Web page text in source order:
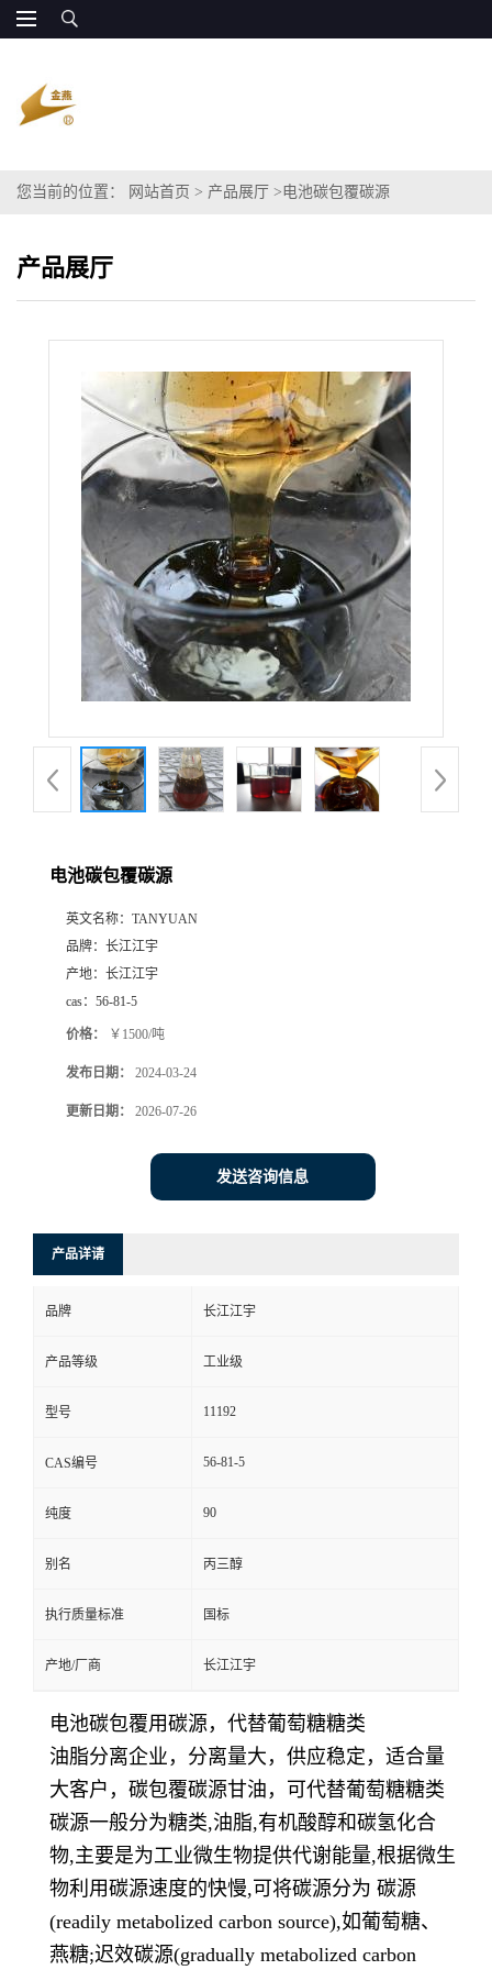
您当前的位置： 网站首页 > 产品展厅 >电池碳包覆碳源
产品展厅
电池碳包覆碳源
英文名称： TANYUAN
品牌： 长江江宇
产地： 长江江宇
cas： 56-81-5
价格： ￥1500/吨
发布日期： 2024-03-24
更新日期： 2026-07-26
发送咨询信息
产品详请
品牌 长江江宇
产品等级 工业级
型号 11192
CAS编号 56-81-5
纯度 90
别名 丙三醇
执行质量标准 国标
产地/厂商 长江江宇
电池碳包覆用碳源，代替葡萄糖糖类
油脂分离企业，分离量大，供应稳定，适合量
大客户，碳包覆碳源甘油，可代替葡萄糖糖类
碳源一般分为糖类,油脂,有机酸醇和碳氢化合
物,主要是为工业微生物提供代谢能量,根据微生
物利用碳源速度的快慢,可将碳源分为 碳源
(readily metabolized carbon source),如葡萄糖、
燕糖;迟效碳源(gradually metabolized carbon